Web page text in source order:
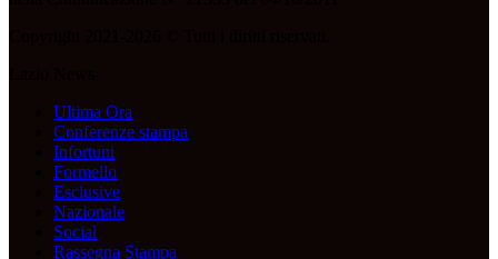
Ultima Ora
Conferenze stampa
Infortuni
Formello
Esclusive
Nazionale
Social
Rassegna Stampa